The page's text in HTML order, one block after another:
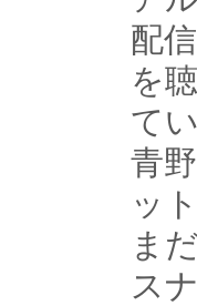
配
を
て
青
ッ
ま
ス